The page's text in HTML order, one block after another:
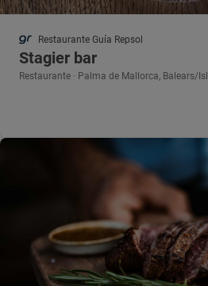
Restaurante Guía Repsol
Stagier bar
Restaurante · Palma de Mallorca, Balears/